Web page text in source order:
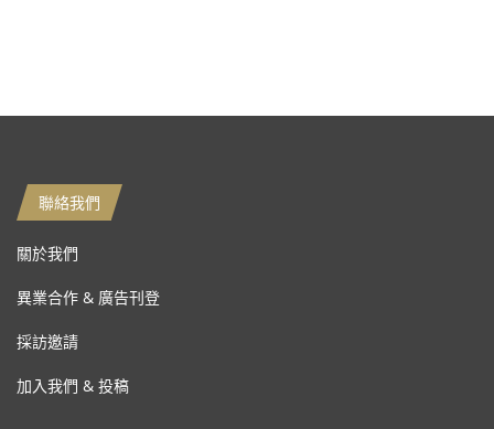
聯絡我們
關於我們
異業合作 & 廣告刊登
採訪邀請
加入我們 & 投稿